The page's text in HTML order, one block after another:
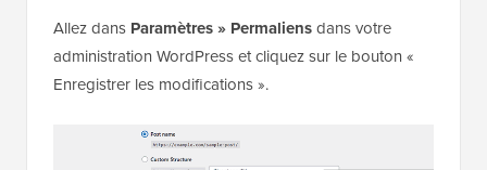
Allez dans Paramètres » Permaliensdans votre
administration WordPress et cliquez sur le bouton «
Enregistrer les modifications ».